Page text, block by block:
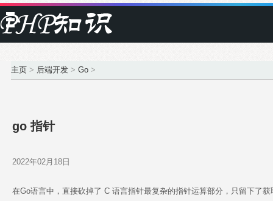
主页 > 后端开发 > Go >
go 指针
2022年02月18日
在Go语言中，直接砍掉了 C 语言指针最复杂的指针运算部分，只留下了